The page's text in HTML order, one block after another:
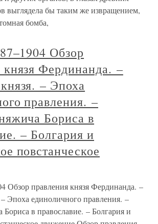
выглядела бы таким же извращением,
бомба,
Обзор
князя Фердинанда. –
– Эпоха
правления. –
Бориса в
– Болгария и
повстанческое
Обзор правления князя Фердинанда. –
Эпоха единоличного правления. –
в православие. – Болгария и